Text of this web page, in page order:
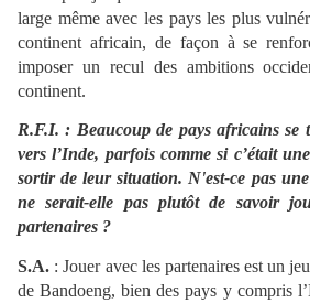
large même avec les pays les plus
continent africain, de façon à se
imposer un recul des ambitions
continent.
R.F.I. : Beaucoup de pays africains se
vers l’Inde, parfois comme si c’était
sortir de leur situation. N'est-ce pas
ne serait-elle pas plutôt de savoir
partenaires ?
S.A. : Jouer avec les partenaires est un
de Bandoeng, bien des pays y compris